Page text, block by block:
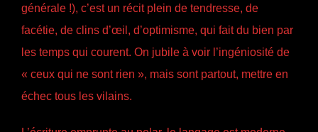
générale !), c’est un récit plein de tendresse, de
facétie, de clins d’œil, d’optimisme, qui fait du bien par
les temps qui courent. On jubile à voir l’ingéniosité de
« ceux qui ne sont rien », mais sont partout, mettre en
échec tous les vilains.